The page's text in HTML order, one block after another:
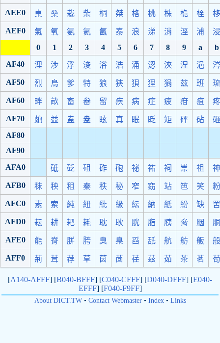
AEE0 桌 桑 栽 柴 桐 桀 格 桃 株 桅 栓 栘
AEF0 氣 氧 氨 氦 氤 泰 浪 涕 消 涇 浦
浸
0
1 2 3 4 5 6 7 8 9 a
b
AF40
浬 涉 浮 浚 浴 浩 涌 涊 浹 涅 浥 涔
AF50 烈 烏 爹 特 狼 狹 狽 狸 狷 玆 班 琉
AF60 畔 畝 畜 畚 留 疾 病 症 疲 疳 疽 疼
AF70 皰 益 盍 盎 眩 真 眠 眨 矩 砰 砧
砸
AF80
AF90
AFA0
砥 砭 砠 砟 砲 祕 祐 祠 祟 祖 神
AFB0 秣 秧 租 秦 秩 秘 窄 窈 站 笆 笑 粉
AFC0 素 索 純 紐 紕 級 紜 納 紙 紛 缺 罟
AFD0 耘 耕 耙 耗 耽 耿 胱 脂 胰 脅 胭 胴
AFE0 能 脊 胼 胯 臭 臬 舀 舐 航 舫 舨 般
AFF0 荊 茸 荐 草 茵 茴 荏 茲 茹 茶 茗 荀
[A140-AFFF] [B040-BFFF] [C040-CFFF] [D040-DFFF] [E040-
EFFF] [F040-F9FF]
About DICT.TW• Contact Webmaster• Index• Links